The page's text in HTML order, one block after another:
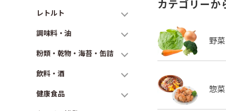
レトルト
調味料・油
粉類・乾物・海苔・缶詰
飲料・酒
健康食品
カテゴリーか